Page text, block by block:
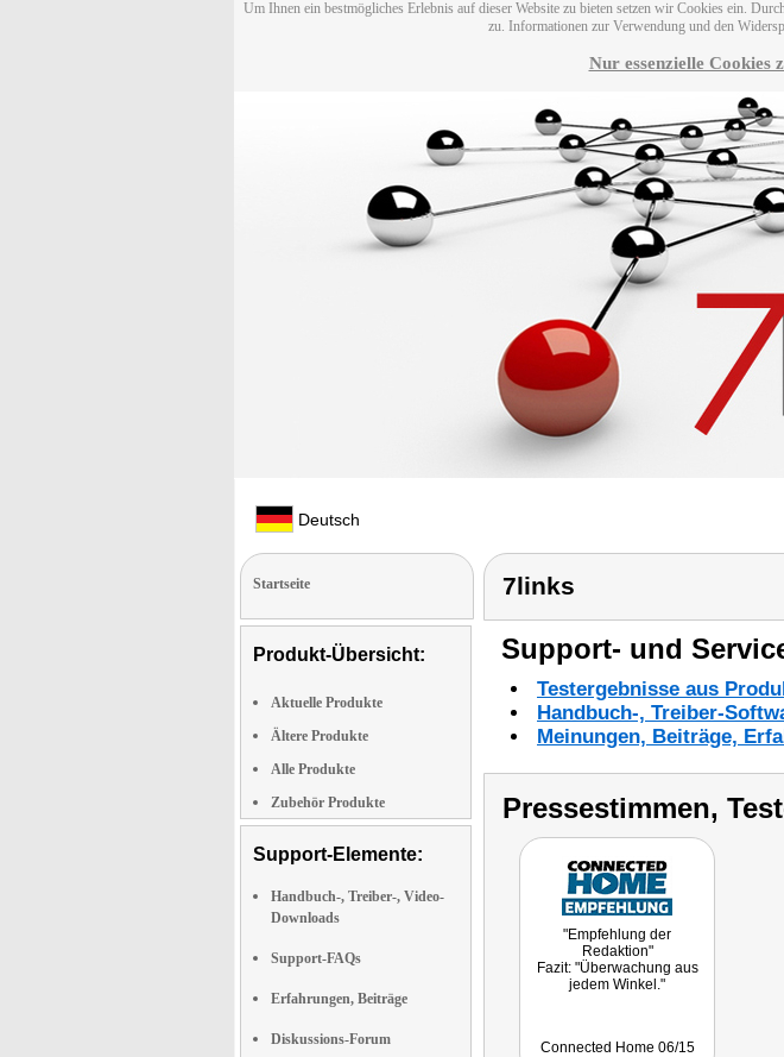
Um Ihnen ein bestmögliches Erlebnis auf dieser Website zu bieten setzen wir Cookies ein.
zu. Informationen zur Verwendung und den
Nur essenzielle Cookies
Deutsch
Startseite
Produkt-Übersicht:
Aktuelle Produkte
Ältere Produkte
Alle Produkte
Zubehör Produkte
Support-Elemente:
Handbuch-, Treiber-, Video-
Downloads
Support-FAQs
Erfahrungen, Beiträge
Diskussions-Forum
7links
Support- und
Testergebnisse aus
Handbuch-, Treiber-
Meinungen, Beiträge,
Pressestimmen,
"Empfehlung der
Redaktion"
Fazit: "Überwachung aus
jedem Winkel."
Connected Home 06/15